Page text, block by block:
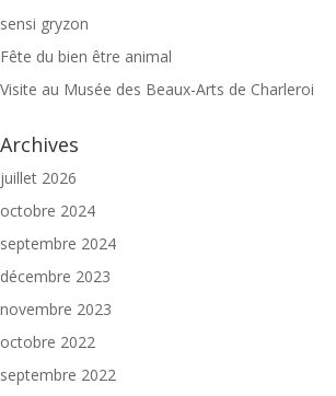
sensi gryzon
Fête du bien être animal
Visite au Musée des Beaux-Arts de Charleroi
Archives
juillet 2026
octobre 2024
septembre 2024
décembre 2023
novembre 2023
octobre 2022
septembre 2022